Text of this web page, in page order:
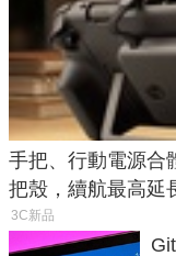
手把、行動電源合
把殼，續航最高延
3C新品